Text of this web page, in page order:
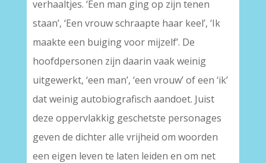
verhaaltjes. ‘Een man ging op zijn tenen
staan’, ‘Een vrouw schraapte haar keel’, ‘Ik
maakte een buiging voor mijzelf’. De
hoofdpersonen zijn daarin vaak weinig
uitgewerkt, ‘een man’, ‘een vrouw’ of een ‘ik’
dat weinig autobiografisch aandoet. Juist
deze oppervlakkig geschetste personages
geven de dichter alle vrijheid om woorden
een eigen leven te laten leiden en om net